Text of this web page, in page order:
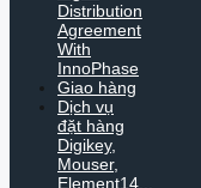
Distribution
Agreement
With
InnoPhase
Giao hàng
Dịch vụ
đặt hàng
Digikey,
Mouser,
Element14...